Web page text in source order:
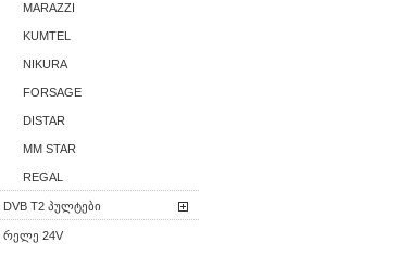
MARAZZI
KUMTEL
NIKURA
FORSAGE
DISTAR
MM STAR
REGAL
DVB T2 პულტები
რელე 24V